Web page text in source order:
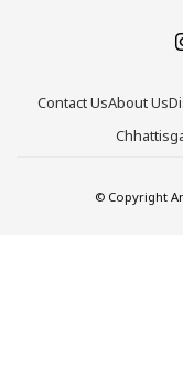
Contact UsAbout Us
© Copyright